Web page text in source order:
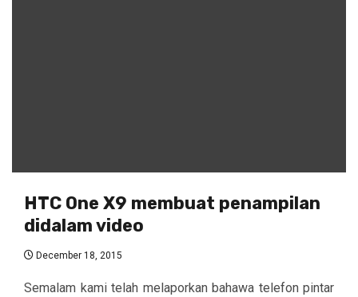
HTC One X9 membuat penampilan
didalam video
December 18, 2015
Semalam kami telah melaporkan bahawa telefon pintar